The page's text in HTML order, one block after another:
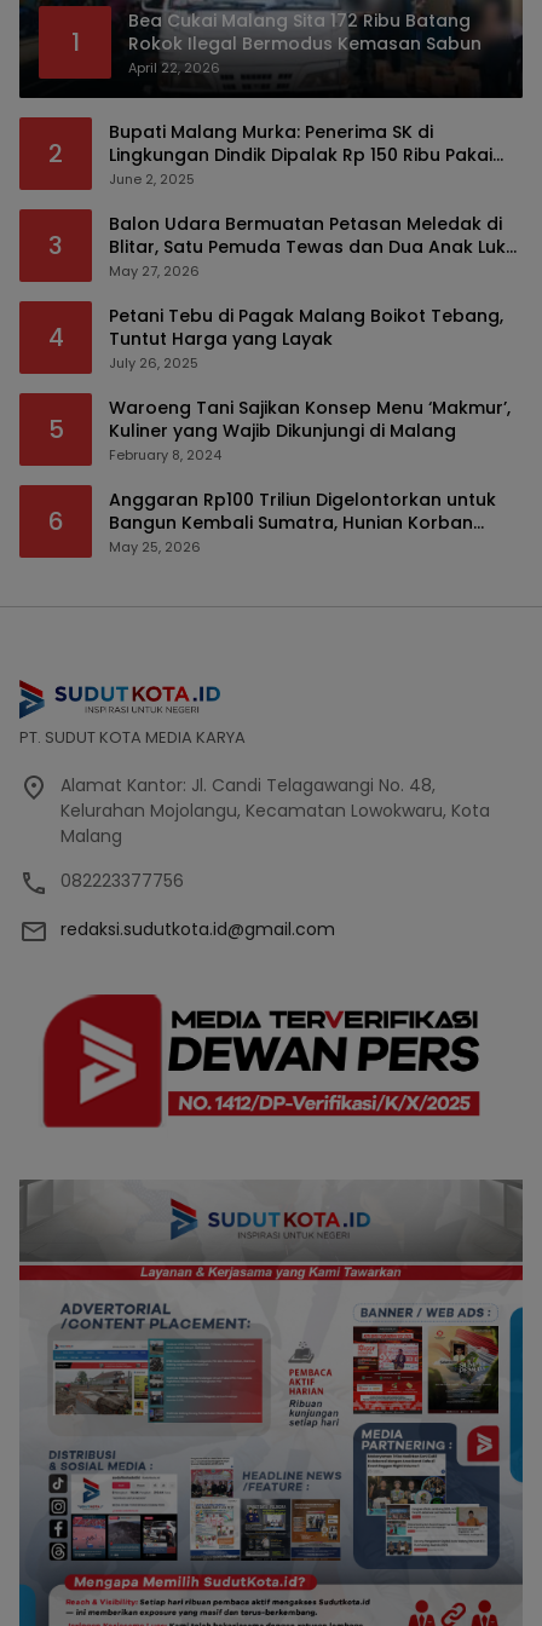
1
Bea Cukai Malang Sita 172 Ribu Batang
Rokok Ilegal Bermodus Kemasan Sabun
April 22, 2026
2
Bupati Malang Murka: Penerima SK di
Lingkungan Dindik Dipalak Rp 150 Ribu Pakai
Modus Tumpengan, KPK Turut Pantau
June 2, 2025
3
Balon Udara Bermuatan Petasan Meledak di
Blitar, Satu Pemuda Tewas dan Dua Anak Luka
Serius
May 27, 2026
4
Petani Tebu di Pagak Malang Boikot Tebang,
Tuntut Harga yang Layak
July 26, 2025
5
Waroeng Tani Sajikan Konsep Menu ‘Makmur’,
Kuliner yang Wajib Dikunjungi di Malang
February 8, 2024
6
Anggaran Rp100 Triliun Digelontorkan untuk
Bangun Kembali Sumatra, Hunian Korban
Bencana Bakal Difokuskan
May 25, 2026
PT. SUDUT KOTA MEDIA KARYA
Alamat Kantor: Jl. Candi Telagawangi No. 48,
Kelurahan Mojolangu, Kecamatan Lowokwaru, Kota
Malang
082223377756
redaksi.sudutkota.id@gmail.com